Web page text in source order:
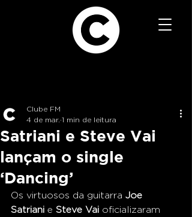
Satriani e Steve Vai
lançam o single
‘Dancing’
Clube FM
4 de mar. 1 min de leitura
Os virtuosos da guitarra Joe
Satriani e Steve Vai oficializaram